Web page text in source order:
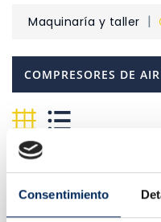
Consentimiento
Maquinaría y taller
COMPRESORES DE
Relevancia